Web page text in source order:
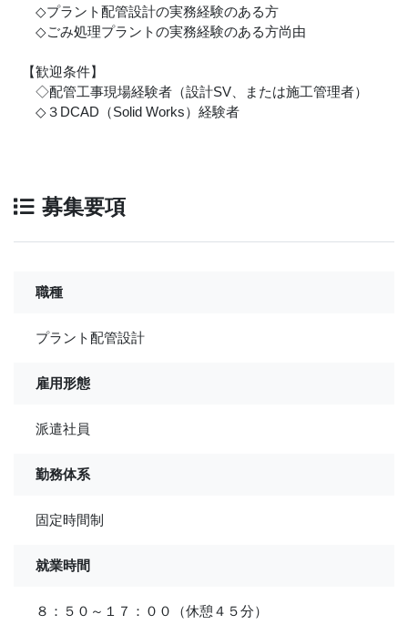
◇プラント配管設計の実務経験のある方
◇ごみ処理プラントの実務経験のある方尚由
【歓迎条件】
◇配管工事現場経験者（設計SV、または施工管理者）
◇３DCAD（Solid Works）経験者
募集要項
職種
プラント配管設計
雇用形態
派遣社員
勤務体系
固定時間制
就業時間
８：５０～１７：００（休憩４５分）